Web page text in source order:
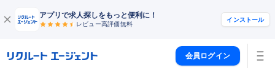
アプリで求人探しをもっと便利に！
レビュー高評価無料
インストール
会員ログイン